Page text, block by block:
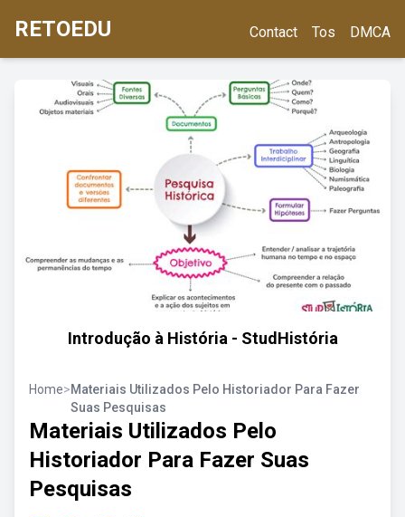
RETOEDU Contact Tos DMCA
Introdução à História - StudHistória
Home>Materiais Utilizados Pelo Historiador Para Fazer
Suas Pesquisas
Materiais Utilizados Pelo
Historiador Para Fazer Suas
Pesquisas